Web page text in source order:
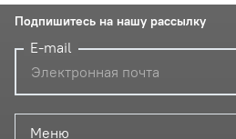
Меню
Подпишитесь на нашу рассылку
E-mail